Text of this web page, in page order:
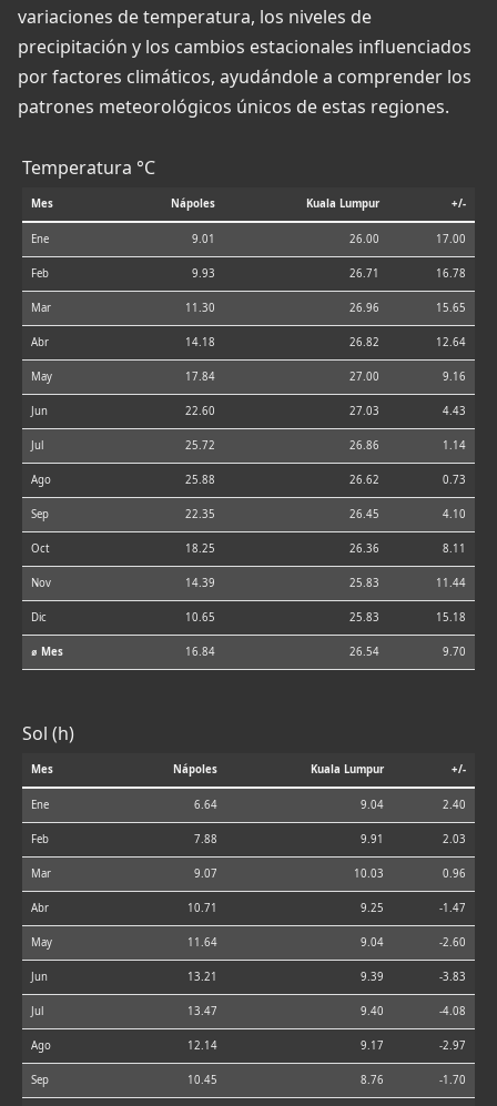
variaciones de temperatura, los niveles de
precipitación y los cambios estacionales influenciados
por factores climáticos, ayudándole a comprender los
patrones meteorológicos únicos de estas regiones.
Temperatura °C
Mes Nápoles Kuala Lumpur +/-
Ene 9.01 26.00 17.00
Feb 9.93 26.71 16.78
Mar 11.30 26.96 15.65
Abr 14.18 26.82 12.64
May 17.84 27.00 9.16
Jun 22.60 27.03 4.43
Jul 25.72 26.86 1.14
Ago 25.88 26.62 0.73
Sep 22.35 26.45 4.10
Oct 18.25 26.36 8.11
Nov 14.39 25.83 11.44
Dic 10.65 25.83 15.18
⌀ Mes 16.84 26.54 9.70
Sol (h)
Mes Nápoles Kuala Lumpur +/-
Ene 6.64 9.04 2.40
Feb 7.88 9.91 2.03
Mar 9.07 10.03 0.96
Abr 10.71 9.25 -1.47
May 11.64 9.04 -2.60
Jun 13.21 9.39 -3.83
Jul 13.47 9.40 -4.08
Ago 12.14 9.17 -2.97
Sep 10.45 8.76 -1.70